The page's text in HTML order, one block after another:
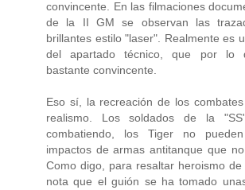
convincente. En las filmaciones
de la II GM se observan las
brillantes estilo "laser". Realmente es
del apartado técnico, que por lo
bastante convincente.
Eso sí, la recreación de los
realismo. Los soldados de la
combatiendo, los Tiger no
impactos de armas antitanque que
Como digo, para resaltar heroismo
nota que el guión se ha tomado